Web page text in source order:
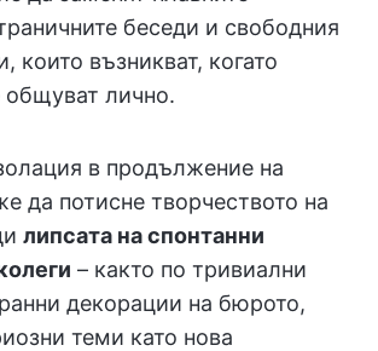
беседи и свободния
които възникват, когато
общуват лично.
в продължение на
да потисне творчеството на
липсата на спонтанни
– както по тривиални
декорации на бюрото,
теми като нова